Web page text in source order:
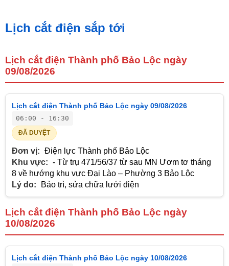
Lịch cắt điện sắp tới
Lịch cắt điện Thành phố Bảo Lộc ngày
09/08/2026
Lịch cắt điện Thành phố Bảo Lộc ngày 09/08/2026
06:00 - 16:30
ĐÃ DUYỆT
Đơn vị: Điện lực Thành phố Bảo Lộc
Khu vực: - Từ trụ 471/56/37 từ sau MN Ươm tơ tháng
8 về hướng khu vực Đại Lào – Phường 3 Bảo Lộc
Lý do:
Bảo trì, sửa chữa lưới điện
Lịch cắt điện Thành phố Bảo Lộc ngày
10/08/2026
Lịch cắt điện Thành phố Bảo Lộc ngày 10/08/2026